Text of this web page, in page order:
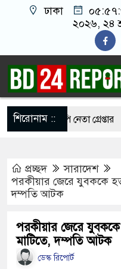
ঢাকা
২০২৬, ২৪
শিরোনাম ::
বিএনপি নেতা গ্রেপ্তার
২ লাখ টাকা খেলো ইঁদুর-
চাঁদাবাজি করলে বন্ধ করবেন
প্রচ্ছদ
সারাদেশ
পরকীয়ার জেরে যুবককে
দম্পতি আটক
পরকীয়ার জেরে
মাটিতে, দম্পতি আটক
ডেস্ক রিপোর্ট